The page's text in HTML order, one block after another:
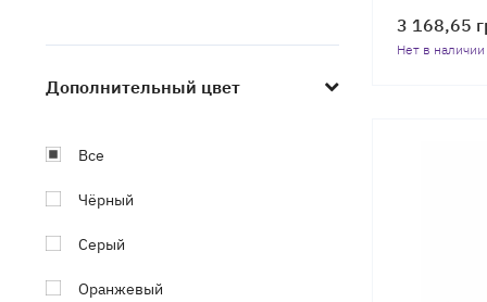
Бежевый
Коричневый
Серый
Бордовый
Дополнительный цвет
Все
Чёрный
Серый
Оранжевый
3 168,65
Нет в наличии